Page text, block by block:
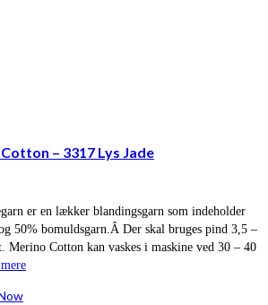
– 3317 Lys Jade
er en lækker blandingsgarn som indeholder
50% bomuldsgarn.Â Der skal bruges pind 3,5 –
Merino Cotton kan vaskes i maskine ved 30 – 40